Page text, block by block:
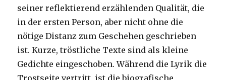
seiner reflektierend erzählenden Qualität, die
in der ersten Person, aber nicht ohne die
nötige Distanz zum Geschehen geschrieben
ist. Kurze, tröstliche Texte sind als kleine
Gedichte eingeschoben. Während die Lyrik die